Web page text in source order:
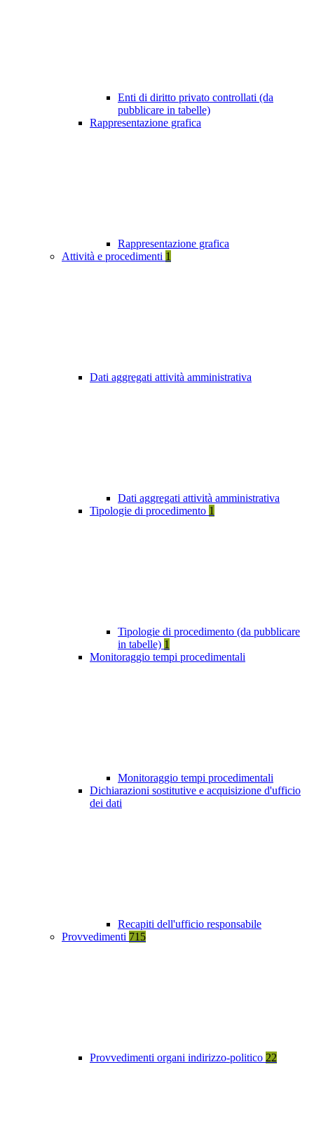
Enti di diritto privato controllati (da
pubblicare in tabelle)
Rappresentazione grafica
Rappresentazione grafica
Attività e procedimenti 1
Dati aggregati attività amministrativa
Dati aggregati attività amministrativa
Tipologie di procedimento 1
Tipologie di procedimento (da pubblicare
in tabelle) 1
Monitoraggio tempi procedimentali
Monitoraggio tempi procedimentali
Dichiarazioni sostitutive e acquisizione d'ufficio
dei dati
Recapiti dell'ufficio responsabile
Provvedimenti 715
Provvedimenti organi indirizzo-politico 22